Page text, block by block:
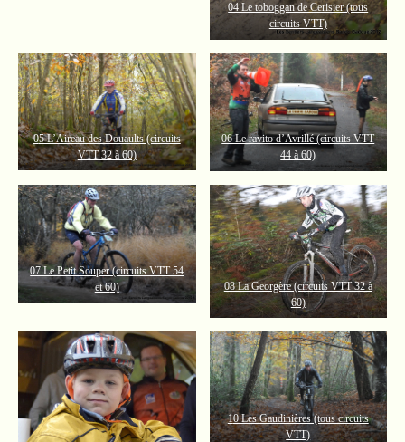
04 Le toboggan de Cerisier (tous
circuits VTT)
05 L’Aireau des Douaults (circuits
VTT 32 à 60)
06 Le ravito d’Avrillé (circuits VTT
44 à 60)
07 Le Petit Souper (circuits VTT 54
et 60)
08 La Georgère (circuits VTT 32 à
60)
10 Les Gaudinières (tous circuits
VTT)